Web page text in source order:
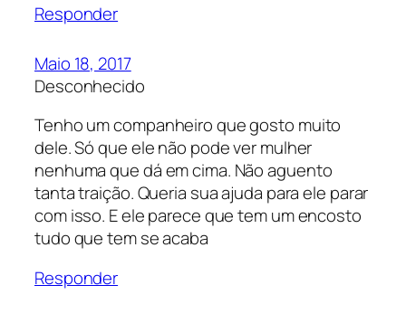
Responder
Maio 18, 2017
Desconhecido
Tenho um companheiro que gosto muito
dele. Só que ele não pode ver mulher
nenhuma que dá em cima. Não aguento
tanta traição. Queria sua ajuda para ele parar
com isso. E ele parece que tem um encosto
tudo que tem se acaba
Responder